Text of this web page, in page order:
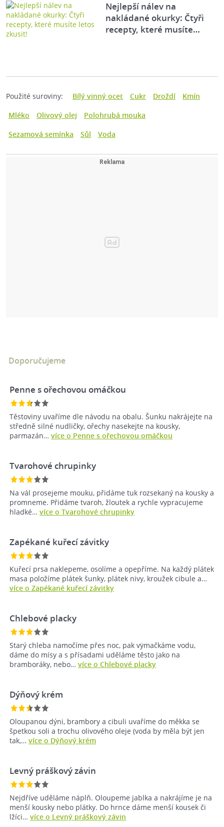
Nejlepší nálev na
nakládané okurky: Čtyři
recepty, které musíte…
Použité suroviny: Bílý vinný ocet Cukr Droždí
Kmín
Mléko
Olivový olej
Polohrubá mouka
Sezamová semínka
Sůl Voda
Doporučujeme
Penne s ořechovou omáčkou
Těstoviny uvaříme dle návodu na obalu. Šunku nakrájejte na
středně silné nudličky, ořechy nasekejte na kousky,
parmazán… více o Penne s ořechovou omáčkou
Tvarohové chrupinky
Na vál prosejeme mouku, přidáme tuk rozsekaný na kousky a
promneme. Přidáme tvaroh, žloutek a rychle vypracujeme
hladké… více o Tvarohové chrupinky
Zapékané kuřecí závitky
Kuřecí prsa naklepeme, osolíme a opepříme. Na každý plátek
masa položíme plátek šunky, plátek nivy, kroužek cibule a…
více o Zapékané kuřecí závitky
Chlebové placky
Starý chleba namočíme přes noc, pak vÿmačkáme vodu,
dáme do mísy a s přísadami uděláme těsto jako na
bramboráky, nebo… více o Chlebové placky
Dýňový krém
Oloupanou dýni, brambory a cibuli uvaříme do měkka se
špetkou soli a trochu olivového oleje (voda by měla být jen
tak,… více o Dýňový krém
Levný práškový závin
Nejdříve uděláme náplň. Oloupeme jablka a nakrájíme je na
menší kousky nebo plátky. Do hrnce dáme menší kousek či
lžíci… více o Levný práškový závin